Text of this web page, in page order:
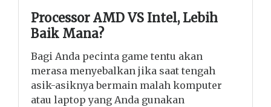
Processor AMD VS Intel, Lebih
Baik Mana?
Bagi Anda pecinta game tentu akan
merasa menyebalkan jika saat tengah
asik-asiknya bermain malah komputer
atau laptop yang Anda gunakan